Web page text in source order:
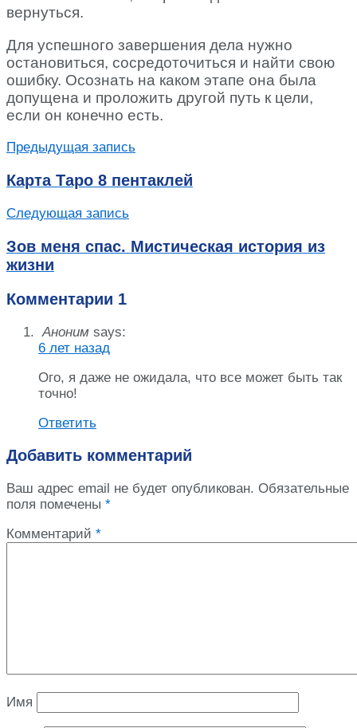
вернуться.
Для успешного завершения дела нужно
остановиться, сосредоточиться и найти свою
ошибку. Осознать на каком этапе она была
допущена и проложить другой путь к цели,
если он конечно есть.
Предыдущая запись
Карта Таро 8 пентаклей
Следующая запись
Зов меня спас. Мистическая история из
жизни
Комментарии 1
Аноним says:
6 лет назад
Ого, я даже не ожидала, что все может быть так
точно!
Ответить
Добавить комментарий
Ваш адрес email не будет опубликован. Обязательные
поля помечены *
Комментарий *
Имя